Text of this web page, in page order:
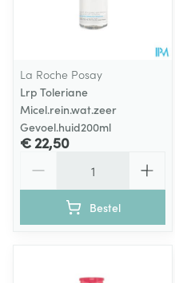
La Roche Posay
Lrp Toleriane
Micel.rein.wat.zeer
Gevoel.huid200ml
€ 22,50
Bestel